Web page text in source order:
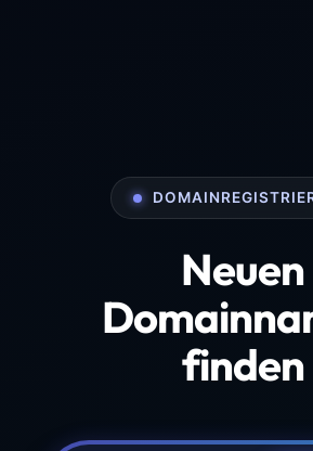
Neuen
finden